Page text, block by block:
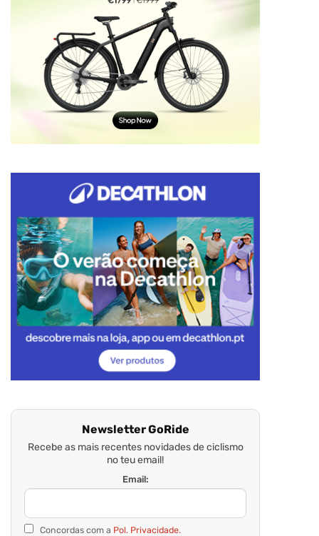
Newsletter GoRide
Recebe as mais recentes novidades de ciclismo
no teu email!
Email:
Concordas com a Pol. Privacidade.